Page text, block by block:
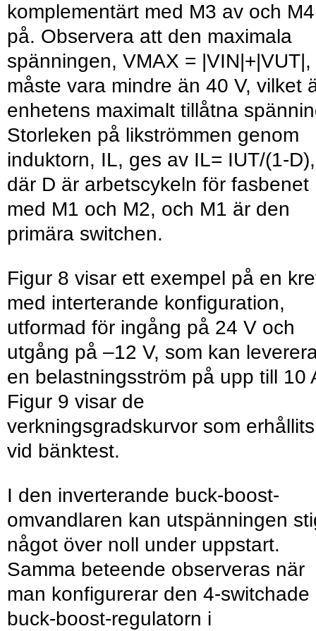
komplementärt med M3 av och M4
på. Observera att den maximala
spänningen, VMAX = |VIN|+|VUT|,
måste vara mindre än 40 V, vilket
enhetens maximalt tillåtna
Storleken på likströmmen genom
induktorn, IL, ges av IL= IUT/(1-D),
där D är arbetscykeln för fasbenet
med M1 och M2, och M1 är den
primära switchen.
Figur 8 visar ett exempel på en
med interterande konfiguration,
utformad för ingång på 24 V och
utgång på –12 V, som kan
en belastningsström på upp till 10
Figur 9 visar de
verkningsgradskurvor som erhållits
vid bänktest.
I den inverterande buck-boost-
omvandlaren kan utspänningen
något över noll under uppstart.
Samma beteende observeras när
man konfigurerar den 4-switchade
buck-boost-regulatorn i